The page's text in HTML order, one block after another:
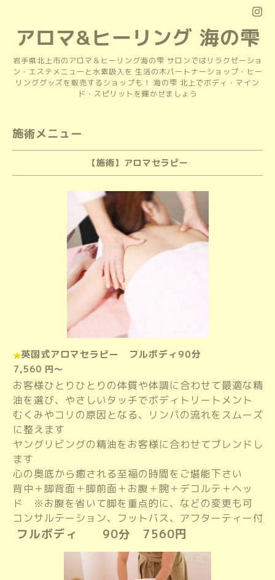
アロマ&ヒーリング 海の雫
岩手県北上市のアロマ＆ヒーリング海の雫 サロンではリラクゼーショ
ン・エステメニューと水素吸入を 生活の木パートナーショップ・ヒー
リンググッズを販売するショップも！ 海の雫 北上でボディ・マイン
ド・スピリットを輝かせましょう
施術メニュー
【施術】アロマセラピー
英国式アロマセラピー フルボディ90分
7,560 円～
お客様ひとりひとりの体質や体調に合わせて最適な精
油を選び、やさしいタッチでボディトリートメント
むくみやコリの原因となる、リンパの流れをスムーズ
に整えます
ヤングリビングの精油をお客様に合わせてブレンドし
ます
心の奥底から癒される至福の時間をご堪能下さい
背中＋脚背面＋脚前面＋お腹＋腕＋デコルテ＋ヘッ
ド ※お腹を省いて脚を重点的に、などの変更も可
コンサルテーション、フットバス、アフターティー付
フルボディ 90分 7560円